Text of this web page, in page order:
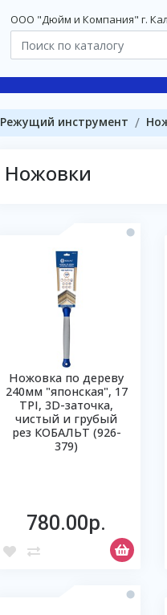
OOO "Дюйм и Компания" г.
Режущий инструмент
Ножовки
Ножовка по дереву
240мм "японская", 17
ТРI, 3D-заточка,
чистый и грубый
рез КОБАЛЬТ (926-
379)
780.00р.